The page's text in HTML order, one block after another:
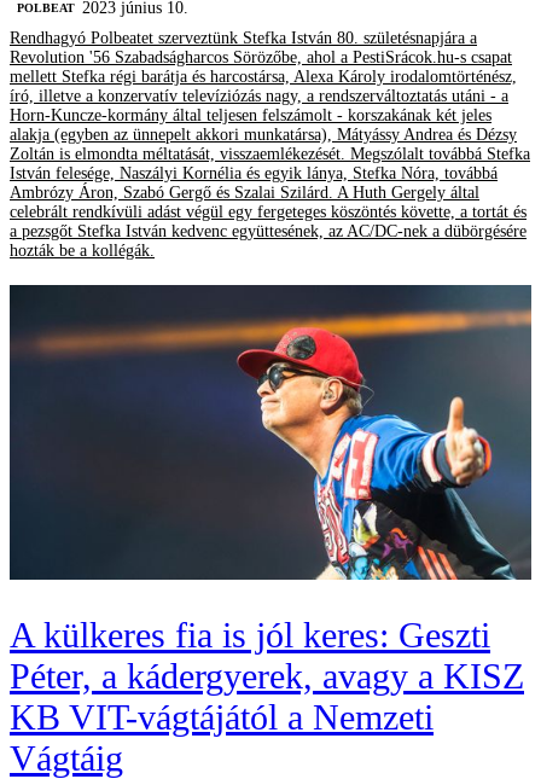
‎POLBEAT 2023 június 10.
Rendhagyó Polbeatet szerveztünk Stefka István 80. születésnapjára a
Revolution '56 Szabadságharcos Sörözőbe, ahol a PestiSrácok.hu-s csapat
mellett Stefka régi barátja és harcostársa, Alexa Károly irodalomtörténész,
író, illetve a konzervatív televíziózás nagy, a rendszerváltoztatás utáni - a
Horn-Kuncze-kormány által teljesen felszámolt - korszakának két jeles
alakja (egyben az ünnepelt akkori munkatársa), Mátyássy Andrea és Dézsy
Zoltán is elmondta méltatását, visszaemlékezését. Megszólalt továbbá Stefka
István felesége, Naszályi Kornélia és egyik lánya, Stefka Nóra, továbbá
Ambrózy Áron, Szabó Gergő és Szalai Szilárd. A Huth Gergely által
celebrált rendkívüli adást végül egy fergeteges köszöntés követte, a tortát és
a pezsgőt Stefka István kedvenc együttesének, az AC/DC-nek a dübörgésére
hozták be a kollégák.
A külkeres fia is jól keres: Geszti
Péter, a kádergyerek, avagy a KISZ
KB VIT-vágtájától a Nemzeti
Vágtáig